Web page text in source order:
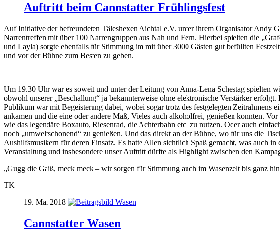
Auftritt beim Cannstatter Frühlingsfest
Auf Initiative der befreundeten Täleshexen Aichtal e.V. unter ihrem Organisator Andy
Narrentreffen mit über 100 Narrengruppen aus Nah und Fern. Hierbei spielten die
und Layla) sorgte ebenfalls für Stimmung im mit über 3000 Gästen gut befüllten
und vor der Bühne zum Besten zu geben.
Um 19.30 Uhr war es soweit und unter der Leitung von Anna-Lena Schestag spielten
obwohl unserer „Beschallung“ ja bekannterweise ohne elektronische Verstärker
Publikum war mit Begeisterung dabei, wobei sogar trotz des festgelegten Zeitrahmens
ankamen und die eine oder andere Maß, Vieles auch alkoholfrei, genießen konnten.
wie das legendäre Boxauto, Riesenrad, die Achterbahn etc. zu nutzen. Oder auch
noch „umweltschonend“ zu genießen. Und das direkt an der Bühne, wo für uns die
Aushilfsmusikern für deren Einsatz. Es hatte Allen sichtlich Spaß gemacht, was auch
Veranstaltung und insbesondere unser Auftritt dürfte als Highlight zwischen den
„Gugg die Gaiß, meck meck – wir sorgen für Stimmung auch im Wasenzelt bis ganz
TK
19. Mai 2018
Cannstatter Wasen